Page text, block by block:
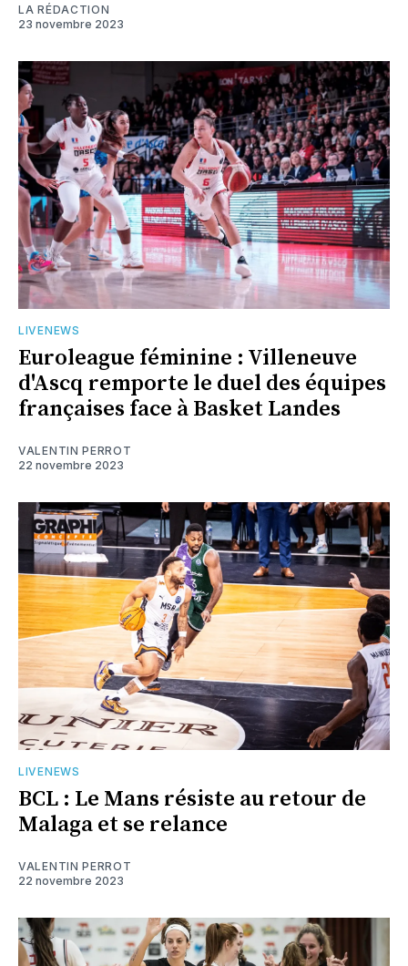
LA RÉDACTION
23 novembre 2023
LIVENEWS
Euroleague féminine : Villeneuve
d'Ascq remporte le duel des équipes
françaises face à Basket Landes
VALENTIN PERROT
22 novembre 2023
LIVENEWS
BCL : Le Mans résiste au retour de
Malaga et se relance
VALENTIN PERROT
22 novembre 2023